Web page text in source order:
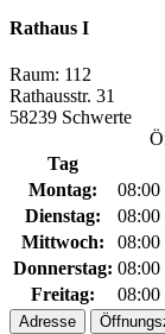
Rathaus I
Raum: 112
Rathausstr. 31
58239 Schwerte
Tag
Montag:
08:00
Dienstag:
08:00
Mittwoch:
08:00
Donnerstag: 08:00
Freitag:
08:00
Adresse